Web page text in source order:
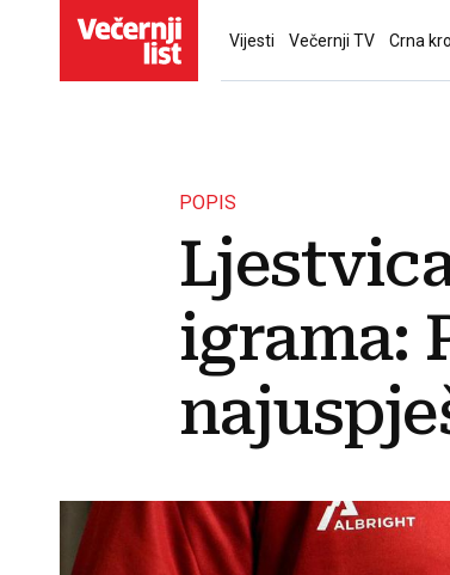
Vijesti Večernji TV Crna
POPIS
igrama: